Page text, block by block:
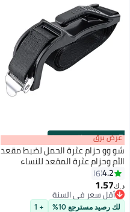
00m:00s
·باقي 100% عرض برق
شو وو حزام عثرة الحمل لضبط مقعد
الأم وحزام عثرة المقعد للنساء
لحماية البطن ومنع ضغط البطن
4.2
6
د.ك‏1.57
أقل سعر في السنة
أقل سعر في السنة
لك رصيد مسترجع 10% + 1